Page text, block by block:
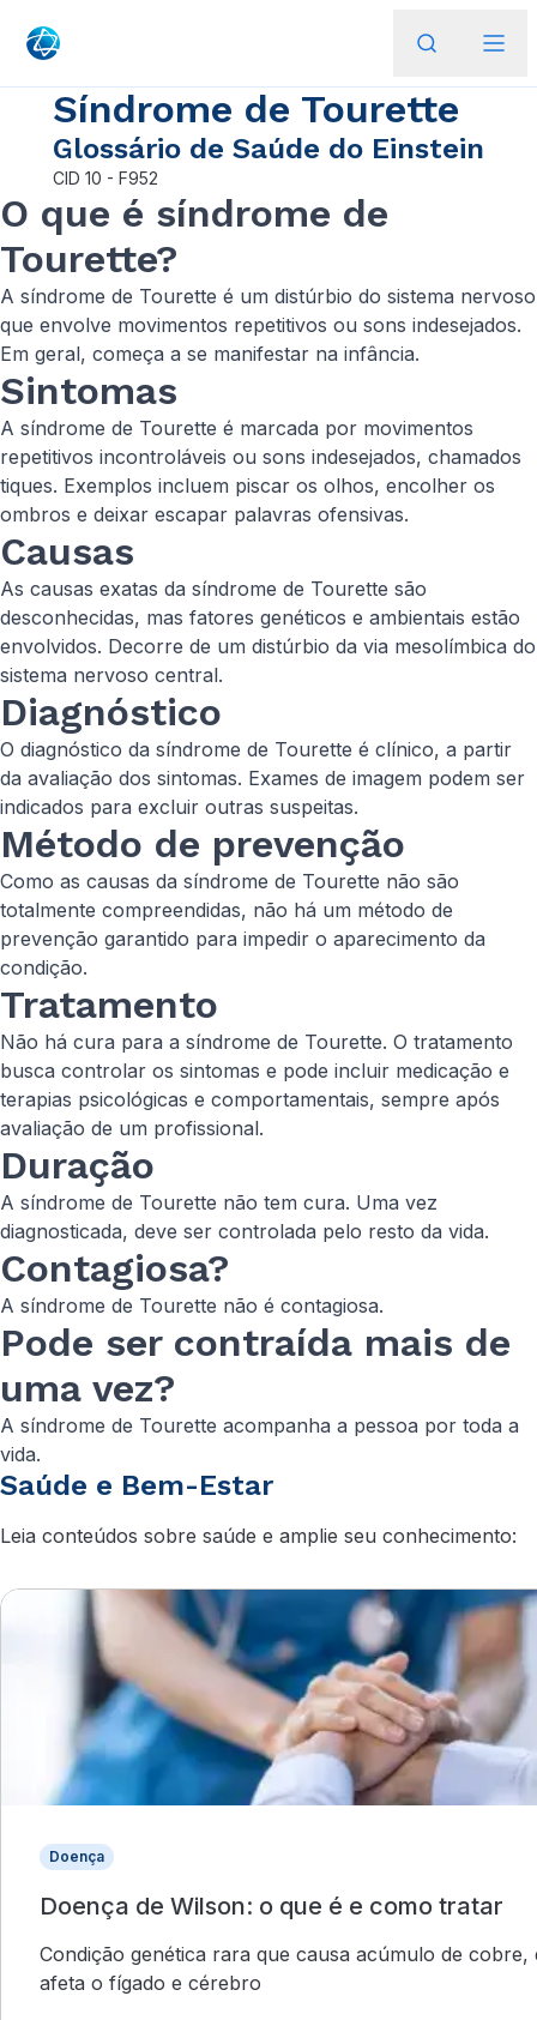
Síndrome de Tourette
Glossário de Saúde do Einstein
CID 10 - F952
O que é síndrome de
Tourette?
A síndrome de Tourette é um distúrbio do sistema nervoso
que envolve movimentos repetitivos ou sons indesejados.
Em geral, começa a se manifestar na infância.
Sintomas
A síndrome de Tourette é marcada por movimentos
repetitivos incontroláveis ou sons indesejados, chamados
tiques. Exemplos incluem piscar os olhos, encolher os
ombros e deixar escapar palavras ofensivas.
Causas
As causas exatas da síndrome de Tourette são
desconhecidas, mas fatores genéticos e ambientais estão
envolvidos. Decorre de um distúrbio da via mesolímbica do
sistema nervoso central.
Diagnóstico
O diagnóstico da síndrome de Tourette é clínico, a partir
da avaliação dos sintomas. Exames de imagem podem ser
indicados para excluir outras suspeitas.
Método de prevenção
Como as causas da síndrome de Tourette não são
totalmente compreendidas, não há um método de
prevenção garantido para impedir o aparecimento da
condição.
Tratamento
Não há cura para a síndrome de Tourette. O tratamento
busca controlar os sintomas e pode incluir medicação e
terapias psicológicas e comportamentais, sempre após
avaliação de um profissional.
Duração
A síndrome de Tourette não tem cura. Uma vez
diagnosticada, deve ser controlada pelo resto da vida.
Contagiosa?
A síndrome de Tourette não é contagiosa.
Pode ser contraída mais de
uma vez?
A síndrome de Tourette acompanha a pessoa por toda a
vida.
Saúde e Bem-Estar
Leia conteúdos sobre saúde e amplie seu conhecimento:
Doença
Doença de Wilson: o que é e como tratar
Condição genética rara que causa acúmulo de cobre,
afeta o fígado e cérebro